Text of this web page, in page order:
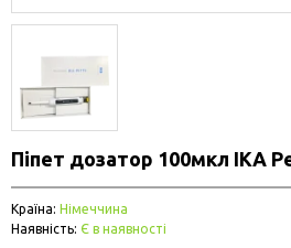
Піпет дозатор 100мкл IKA
Країна: Німеччина
Наявність: Є в наявності